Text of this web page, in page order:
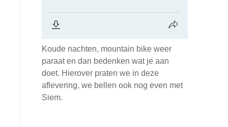
Koude nachten, mountain bike weer
paraat en dan bedenken wat je aan
doet. Hierover praten we in deze
aflevering, we bellen ook nog even met
Siem.